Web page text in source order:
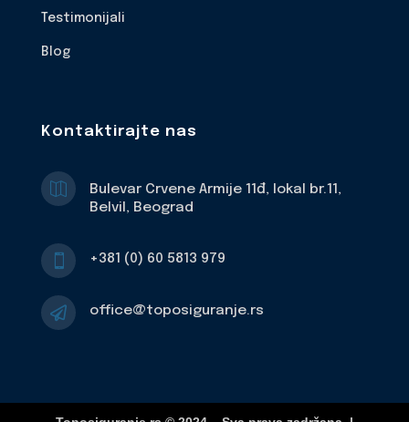
Testimonijali
Blog
Kontaktirajte nas

Bulevar Crvene Armije 11đ, lokal br.11,
Belvil, Beograd
 +381 (0) 60 5813 979
 office@toposiguranje.rs